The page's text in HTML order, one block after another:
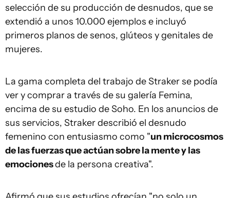
selección de su producción de desnudos, que se
extendió a unos 10.000 ejemplos e incluyó
primeros planos de senos, glúteos y genitales de
mujeres.
La gama completa del trabajo de Straker se podía
ver y comprar a través de su galería Femina,
encima de su estudio de Soho. En los anuncios de
sus servicios, Straker describió el desnudo
femenino con entusiasmo como "un microcosmos
de las fuerzas que actúan sobre la mente y las
emocionesde la persona creativa".